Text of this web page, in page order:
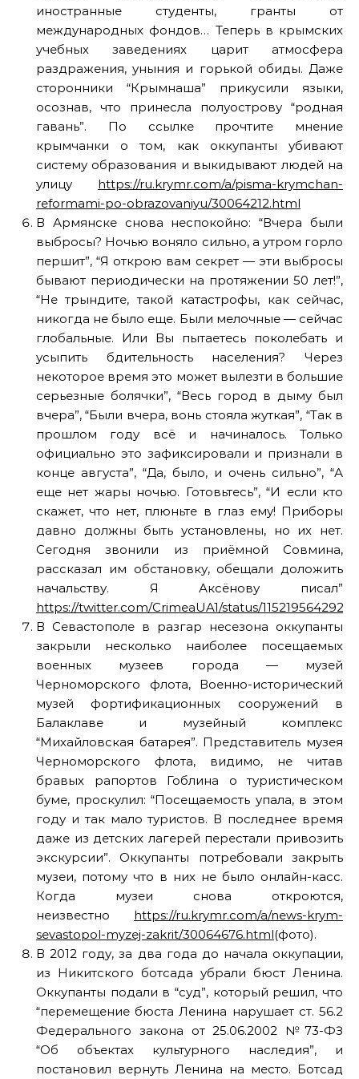
иностранные студенты, гранты от
международных фондов… Теперь в крымских
учебных заведениях царит атмосфера
раздражения, уныния и горькой обиды. Даже
сторонники “Крымнаша” прикусили языки,
осознав, что принесла полуострову “родная
гавань”. По ссылке прочтите мнение
крымчанки о том, как оккупанты убивают
систему образования и выкидывают людей на
улицу https://ru.krymr.com/a/pisma-krymchan-
reformami-po-obrazovaniyu/30064212.html
В Армянске снова неспокойно: “Вчера были
выбросы? Ночью воняло сильно, а утром горло
першит”, “Я открою вам секрет — эти выбросы
бывают периодически на протяжении 50 лет!”,
“Не трындите, такой катастрофы, как сейчас,
никогда не было еще. Были мелочные — сейчас
глобальные. Или Вы пытаетесь поколебать и
усыпить бдительность населения? Через
некоторое время это может вылезти в большие
серьезные болячки”, “Весь город в дыму был
вчера”, “Были вчера, вонь стояла жуткая”, “Так в
прошлом году всё и начиналось. Только
официально это зафиксировали и признали в
конце августа”, “Да, было, и очень сильно”, “А
еще нет жары ночью. Готовьтесь”, “И если кто
скажет, что нет, плюньте в глаз ему! Приборы
давно должны быть установлены, но их нет.
Сегодня звонили из приёмной Совмина,
рассказал им обстановку, обещали доложить
начальству. Я Аксёнову писал”
https://twitter.com/CrimeaUA1/status/
В Севастополе в разгар несезона оккупанты
закрыли несколько наиболее посещаемых
военных музеев города — музей
Черноморского флота, Военно-исторический
музей фортификационных сооружений в
Балаклаве и музейный комплекс
“Михайловская батарея”. Представитель музея
Черноморского флота, видимо, не читав
бравых рапортов Гоблина о туристическом
буме, проскулил: “Посещаемость упала, в этом
году и так мало туристов. В последнее время
даже из детских лагерей перестали привозить
экскурсии”. Оккупанты потребовали закрыть
музеи, потому что в них не было онлайн-касс.
Когда музеи снова откроются,
неизвестно https://ru.krymr.com/a/news-krym-
sevastopol-myzej-zakrit/30064676.html(фото).
В 2012 году, за два года до начала оккупации,
из Никитского ботсада убрали бюст Ленина.
Оккупанты подали в “суд”, который решил, что
“перемещение бюста Ленина нарушает ст. 56.2
Федерального закона от 25.06.2002 №73-ФЗ
“Об объектах культурного наследия”, и
постановил вернуть Ленина на место. Ботсад